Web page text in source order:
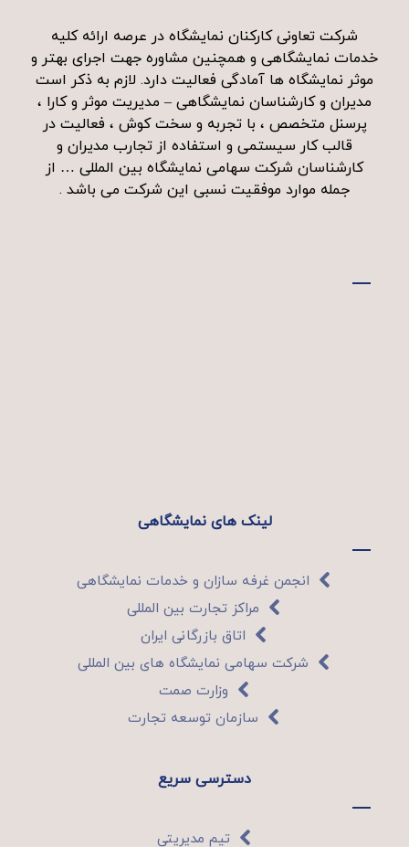
شرکت تعاونی کارکنان نمایشگاه در عرصه ارائه کلیه
خدمات نمایشگاهی و همچنین مشاوره جهت اجرای بهتر و
موثر نمایشگاه ها آمادگی فعالیت دارد. لازم به ذکر است
مدیران و کارشناسان نمایشگاهی – مدیریت موثر و کارا ،
پرسنل متخصص ، با تجربه و سخت کوش ، فعالیت در
قالب کار سیستمی و استفاده از تجارب مدیران و
کارشناسان شرکت سهامی نمایشگاه بین المللی … از
جمله موارد موفقیت نسبی این شرکت می باشد .
لینک های نمایشگاهی
انجمن غرفه سازان و خدمات نمایشگاهی
مراکز تجارت بین المللی
اتاق بازرگانی ایران
شرکت سهامی نمایشگاه های بین المللی
وزارت صمت
سازمان توسعه تجارت
دسترسی سریع
تیم مدیریتی